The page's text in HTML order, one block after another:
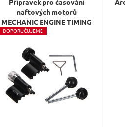
Přípravek pro časování
naftových motorů
MECHANIC ENGINE TIMING
6, VAG TDI, 6ks SIXTOL
DOPORUČUJEME